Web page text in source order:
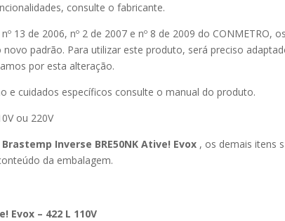
consulte o fabricante.
13 de 2006, nº 2 de 2007 e nº 8 de 2009 do CONMETRO,
padrão. Para utilizar este produto, será preciso
por esta alteração.
e cuidados específicos consulte o manual do produto.
ou 220V
Inverse BRE50NK Ative! Evox , os demais itens
da embalagem.
Evox – 422 L 110V